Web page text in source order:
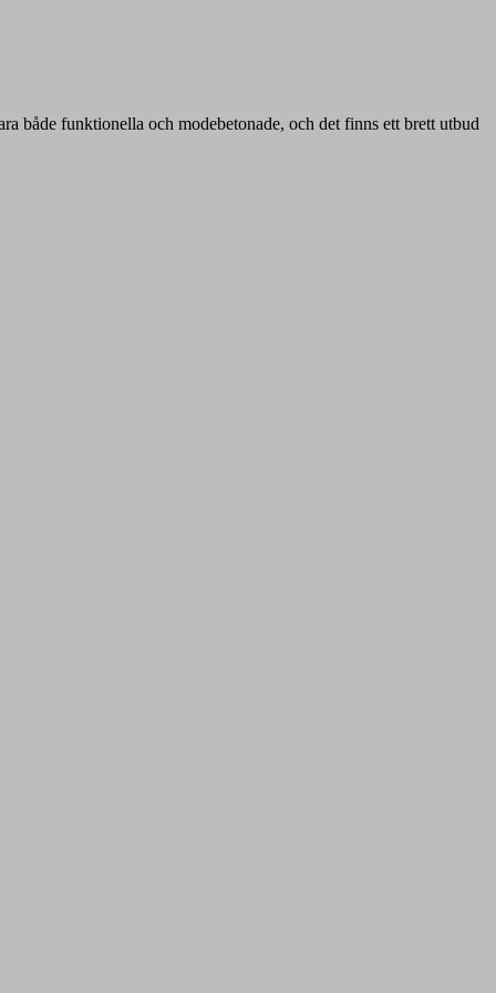
både funktionella och modebetonade, och det finns ett brett utbud